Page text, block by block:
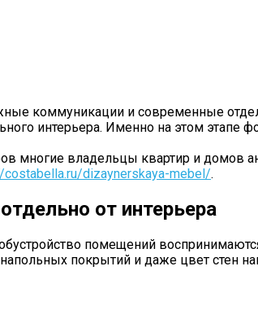
коммуникации и современные
интерьера. Именно на этом этапе
многие владельцы квартир и
dizaynerskaya-mebel/.
от интерьера
помещений
покрытий и даже цвет стен